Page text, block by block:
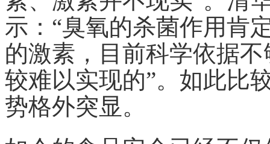
示：“臭氧的杀菌作用肯
的激素，目前科学依据
较难以实现的”。如此比
势格外突显。